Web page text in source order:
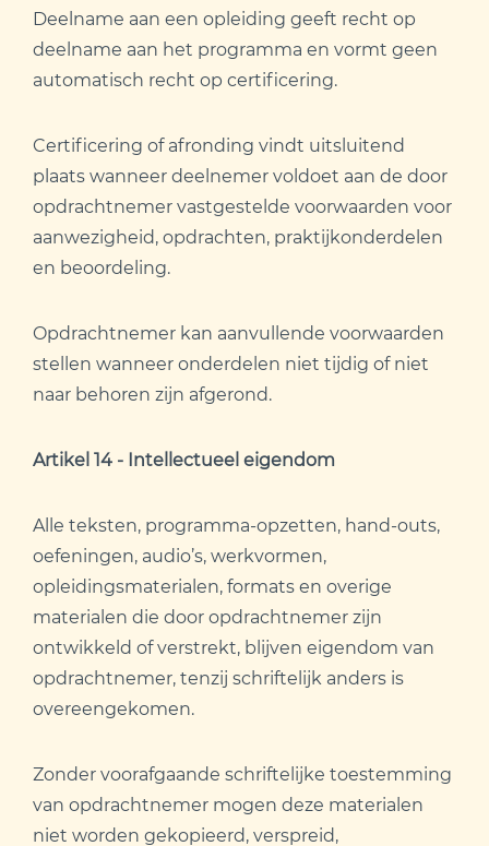
Deelname aan een opleiding geeft recht op
deelname aan het programma en vormt geen
automatisch recht op certificering.
Certificering of afronding vindt uitsluitend
plaats wanneer deelnemer voldoet aan de door
opdrachtnemer vastgestelde voorwaarden voor
aanwezigheid, opdrachten, praktijkonderdelen
en beoordeling.
Opdrachtnemer kan aanvullende voorwaarden
stellen wanneer onderdelen niet tijdig of niet
naar behoren zijn afgerond.
Artikel 14 - Intellectueel eigendom
Alle teksten, programma-opzetten, hand-outs,
oefeningen, audio’s, werkvormen,
opleidingsmaterialen, formats en overige
materialen die door opdrachtnemer zijn
ontwikkeld of verstrekt, blijven eigendom van
opdrachtnemer, tenzij schriftelijk anders is
overeengekomen.
Zonder voorafgaande schriftelijke toestemming
van opdrachtnemer mogen deze materialen
niet worden gekopieerd, verspreid,